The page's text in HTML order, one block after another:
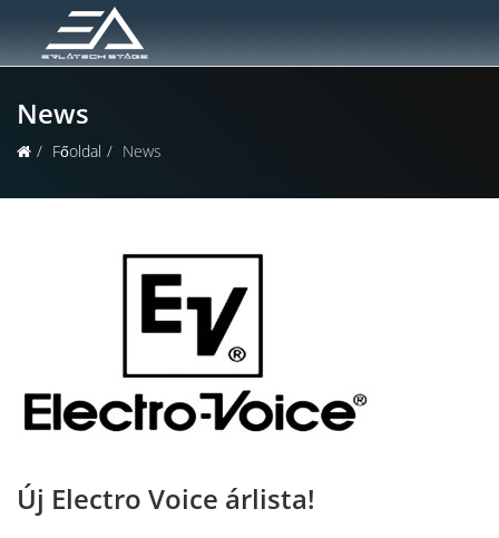
News
Főoldal News
Új Electro Voice árlista!